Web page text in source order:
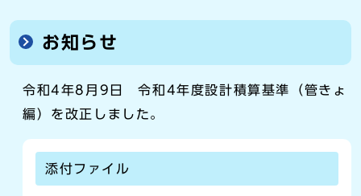
お知らせ
令和4年8月9日 令和4年度設計積算基準（管きょ
編）を改正しました。
添付ファイル